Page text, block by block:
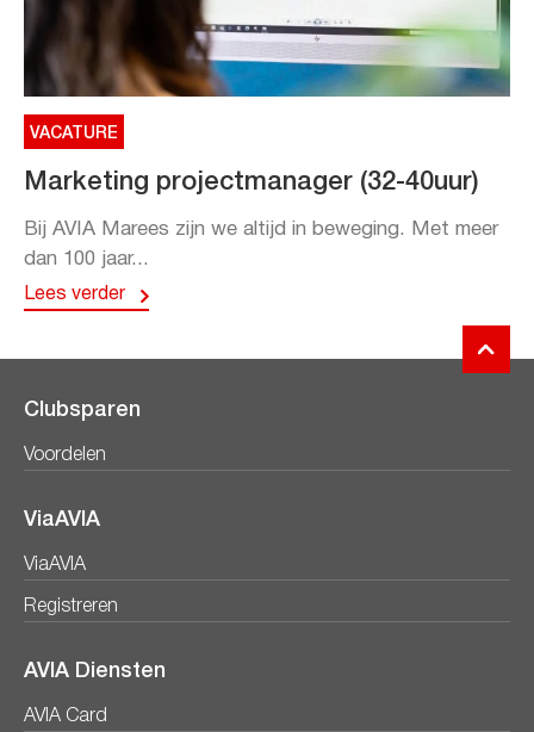
VACATURE
Marketing projectmanager (32-40uur)
Bij AVIA Marees zijn we altijd in beweging. Met meer
dan 100 jaar...
Lees verder
Clubsparen
Voordelen
ViaAVIA
ViaAVIA
Registreren
AVIA Diensten
AVIA Card